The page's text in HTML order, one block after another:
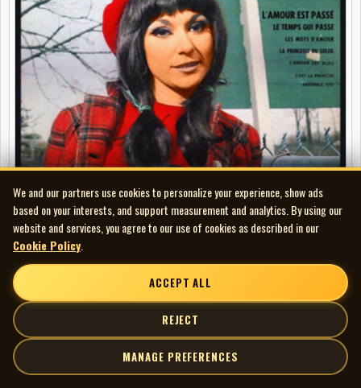
Chantal Pary - L'Amour Est Passé
LP
We and our partners use cookies to personalize your experience, show ads
based on your interests, and support measurement and analytics. By using our
website and services, you agree to our use of cookies as described in our
Cookie Policy
ACCEPT ALL
REJECT
MANAGE PREFERENCES